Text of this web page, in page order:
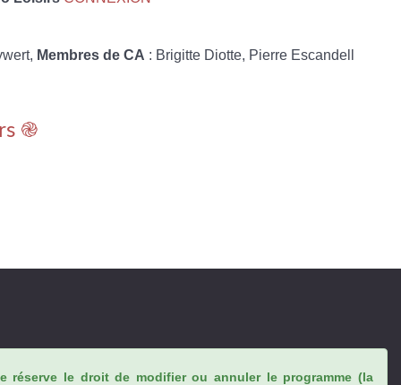
Membres de CA : Brigitte Diotte, Pierre Escandell
֎
réserve le droit de modifier ou annuler le programme (la